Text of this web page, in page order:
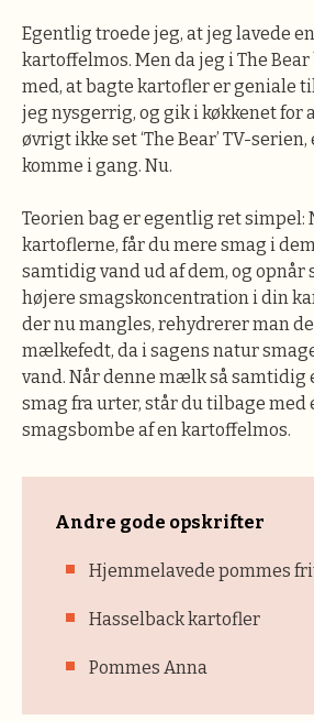
Egentlig troede jeg, at jeg lavede
kartoffelmos. Men da jeg i The
med, at bagte kartofler er geniale
jeg nysgerrig, og gik i køkkenet for
øvrigt ikke set ‘The Bear’ TV-
komme i gang. Nu.
Teorien bag er egentlig ret simpel:
kartoflerne, får du mere smag i
samtidig vand ud af dem, og opnår
højere smagskoncentration i din
der nu mangles, rehydrerer man
mælkefedt, da i sagens natur
vand. Når denne mælk så samtidig
smag fra urter, står du tilbage med
smagsbombe af en kartoffelmos.
Andre gode opskrifter
Hjemmelavede pommes
Hasselback kartofler
Pommes Anna